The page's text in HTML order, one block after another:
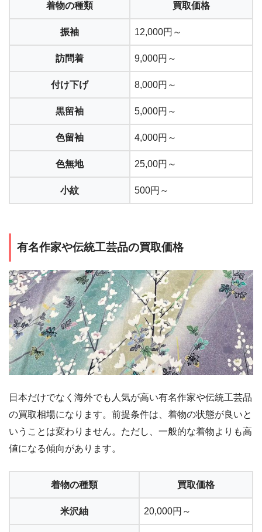
着物の種類 買取価格
振袖 12,000円～
訪問着 9,000円～
付け下げ 8,000円～
黒留袖 5,000円～
色留袖 4,000円～
色無地 25,00円～
小紋 500円～
有名作家や伝統工芸品の買取価格
日本だけでなく海外でも人気が高い有名作家や伝統工芸品
の買取相場になります。前提条件は、着物の状態が良いと
いうことは変わりません。ただし、一般的な着物よりも高
値になる傾向があります。
着物の種類 買取価格
米沢紬 20,000円～